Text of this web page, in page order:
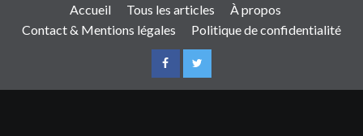
Accueil Tous les articles
À propos
Contact & Mentions légales
Politique de confidentialité